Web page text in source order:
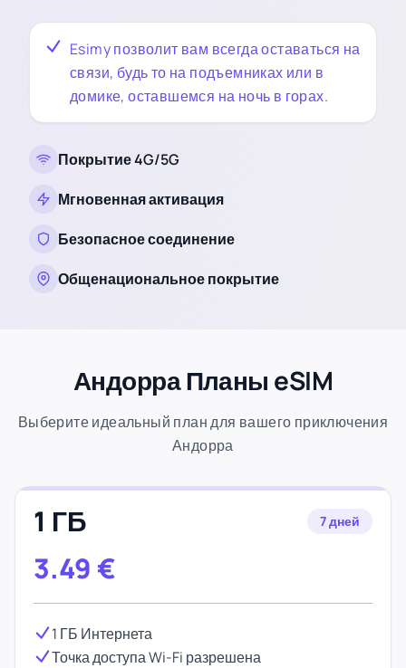
Esimy позволит вам всегда оставаться на
связи, будь то на подъемниках или в
домике, оставшемся на ночь в горах.
Покрытие 4G/5G
Мгновенная активация
Безопасное соединение
Общенациональное покрытие
Андорра Планы eSIM
Выберите идеальный план для вашего приключения
Андорра
1 ГБ 7 дней
3.49 €
1 ГБ Интернета
Точка доступа Wi-Fi разрешена